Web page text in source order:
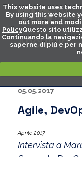
This website uses
By using this website
out more and
PolicyQuesto sito
Continuando la
saperne di piú e per
ARCHIVIO
05.05.2017
Agile,
Aprile 2017
Intervista a
Supporto